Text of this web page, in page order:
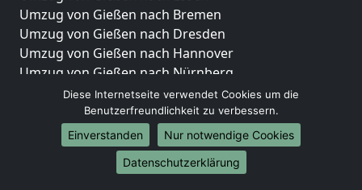
Umzug von Gießen nach Bremen
Umzug von Gießen nach Dresden
Umzug von Gießen nach Hannover
Umzug von Gießen nach Nürnberg
Umzug von Gießen nach Duisburg
Umzug von Gießen nach Bochum
Umzug von Gießen nach Wuppertal
Umzug von Gießen nach Bielefeld
Umzug von Gießen nach Bonn
Diese Internetseite verwendet Cookies um die
Benutzerfreundlichkeit zu verbessern.
Einverstanden
Nur notwendige Cookies
Datenschutzerklärung